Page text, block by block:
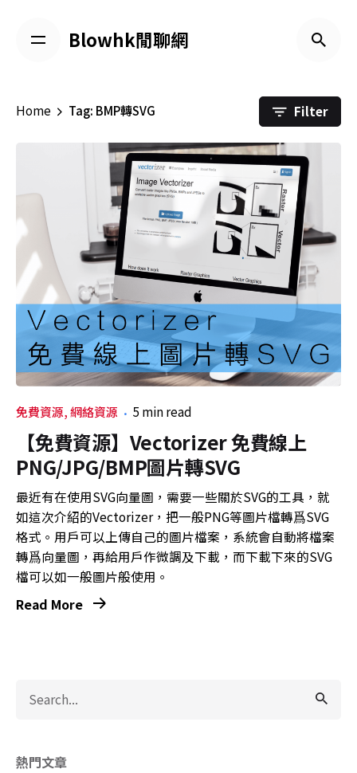
content
Blowhk閒聊網
Home Tag: BMP轉SVG Filter
免費資源 網絡資源 5 min read
【免費資源】Vectorizer 免費線上
PNG/JPG/BMP圖片轉SVG
最近有在使用SVG向量圖，需要一些關於SVG的工具，就
如這次介紹的Vectorizer，把一般PNG等圖片檔轉爲SVG
格式。用戶可以上傳自己的圖片檔案，系統會自動將檔案
轉爲向量圖，再給用戶作微調及下載，而下載下來的SVG
檔可以如一般圖片般使用。
Read More
for
熱門文章